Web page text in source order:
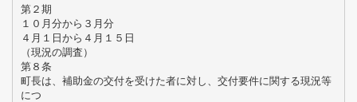
第２期
１０月分から３月分
４月１日から４月１５日
（現況の調査）
第８条
町長は、補助金の交付を受けた者に対し、交付要件に関する現況等
につ